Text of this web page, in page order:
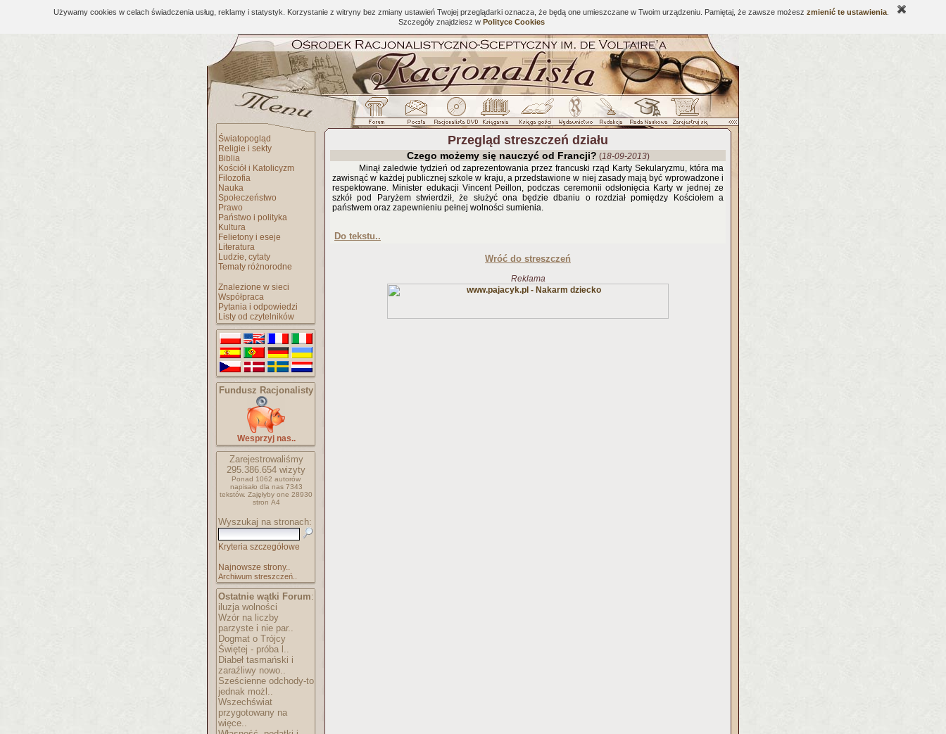
Używamy cookies w celach świadczenia usług, reklamy i statystyk. Korzystanie z witryny bez zmiany ustawień Twojej przeglądarki oznacza, że będą one umieszczane w Twoim urządzeniu. Pamiętaj, że zawsze możesz zmienić te ustawienia
Szczegóły znajdziesz w Polityce Cookies
Światopogląd
Religie i sekty
Biblia
Kościół i Katolicyzm
Filozofia
Nauka
Społeczeństwo
Prawo
Państwo i polityka
Kultura
Felietony i eseje
Literatura
Ludzie, cytaty
Tematy różnorodne
Znalezione w sieci
Współpraca
Pytania i odpowiedzi
Listy od czytelników
Fundusz Racjonalisty
Wesprzyj nas..
Zarejestrowaliśmy
295.386.654 wizyty
Ponad 1062 autorów
napisało dla nas 7343
tekstów. Zajęłyby one 28930
stron A4
Wyszukaj na stronach:
Kryteria szczegółowe
Najnowsze strony..
Archiwum streszczeń..
Ostatnie wątki Forum:
iluzja wolności
Wzór na liczby
parzyste i nie par..
Dogmat o Trójcy
Świętej - próba l..
Diabeł tasmański i
zaraźliwy nowo..
Sześcienne odchody-to
jednak możl..
Wszechświat
przygotowany na
więce..
Przegląd streszczeń działu
Czego możemy się nauczyć od Francji? (18-09-2013)
Minął zaledwie tydzień od zaprezentowania przez francuski rząd Karty Sekularyzmu, która ma
zawisnąć w każdej publicznej szkole w kraju, a przedstawione w niej zasady mają być wprowadzone i
respektowane. Minister edukacji Vincent Peillon, podczas ceremonii odsłonięcia Karty w jednej ze
szkół pod Paryżem stwierdził, że służyć ona będzie dbaniu o rozdział pomiędzy Kościołem a
państwem oraz zapewnieniu pełnej wolności sumienia.
Do tekstu..
Wróć do streszczeń
Reklama